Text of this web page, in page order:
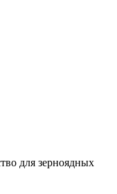
для зерноядных